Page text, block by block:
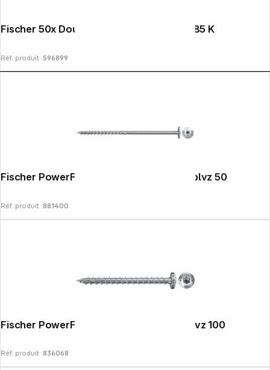
Fischer 50x Douilles d'ancrage FIS H 12x85 K
Réf. produit :596899
Fischer PowerFast II 8,0x200 TK TX TG blvz 50
Réf. produit :881400
Fischer PowerFast II 5,0x40 PH TX VG blvz 100
Réf. produit :836068